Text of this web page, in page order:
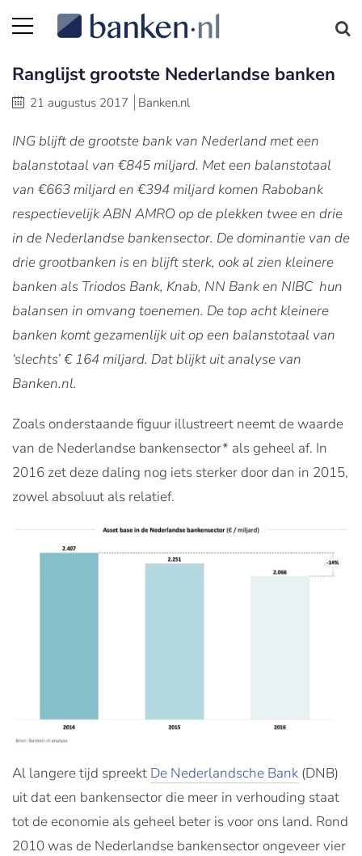
Ranglijst grootste Nederlandse banken
21 augustus 2017 Banken.nl
ING blijft de grootste bank van Nederland met een
balanstotaal van €845 miljard. Met een balanstotaal
van €663 miljard en €394 miljard komen Rabobank
respectievelijk ABN AMRO op de plekken twee en drie
in de Nederlandse bankensector. De dominantie van de
drie grootbanken is en blijft sterk, ook al zien kleinere
banken als Triodos Bank, Knab, NN Bank en NIBC hun
balansen in omvang toenemen. De top acht kleinere
banken komt gezamenlijk uit op een balanstotaal van
‘slechts’ € 164 miljard. Dat blijkt uit analyse van
Banken.nl.
Zoals onderstaande figuur illustreert neemt de waarde
van de Nederlandse bankensector* als geheel af. In
2016 zet deze daling nog iets sterker door dan in 2015,
zowel absoluut als relatief.
Al langere tijd spreekt De Nederlandsche Bank (DNB)
uit dat een bankensector die meer in verhouding staat
tot de economie als geheel beter is voor ons land. Rond
2010 was de Nederlandse bankensector ongeveer vier